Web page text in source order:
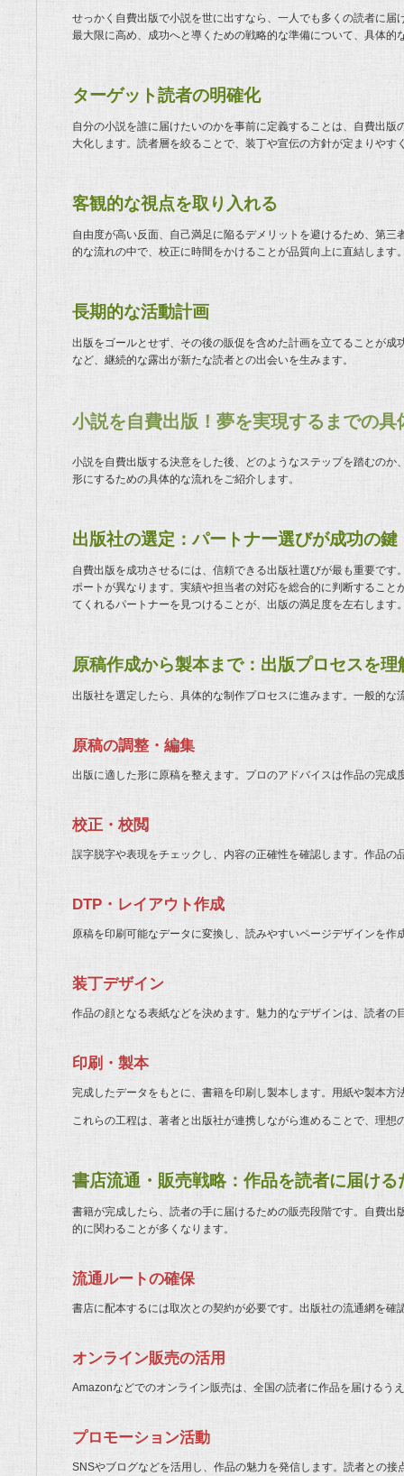
せっかく自費出版で小説を世に出すなら、一人でも多くの読者に
最大限に高め、成功へと導くための戦略的な準備について、具体的
ターゲット読者の明確化
自分の小説を誰に届けたいのかを事前に定義することは、自費出
大化します。読者層を絞ることで、装丁や宣伝の方針が定まりやす
客観的な視点を取り入れる
自由度が高い反面、自己満足に陥るデメリットを避けるため、第
的な流れの中で、校正に時間をかけることが品質向上に直結します
長期的な活動計画
出版をゴールとせず、その後の販促を含めた計画を立てることが
など、継続的な露出が新たな読者との出会いを生みます。
小説を自費出版！夢を実現するまでの具
小説を自費出版する決意をした後、どのようなステップを踏むの
形にするための具体的な流れをご紹介します。
出版社の選定：パートナー選びが成功の鍵
自費出版を成功させるには、信頼できる出版社選びが最も重要で
ポートが異なります。実績や担当者の対応を総合的に判断するこ
てくれるパートナーを見つけることが、出版の満足度を左右します
原稿作成から製本まで：出版プロセスを理
出版社を選定したら、具体的な制作プロセスに進みます。一般的な
原稿の調整・編集
出版に適した形に原稿を整えます。プロのアドバイスは作品の完成
校正・校閲
誤字脱字や表現をチェックし、内容の正確性を確認します。作品の
DTP・レイアウト作成
原稿を印刷可能なデータに変換し、読みやすいページデザインを作
装丁デザイン
作品の顔となる表紙などを決めます。魅力的なデザインは、読者の
印刷・製本
完成したデータをもとに、書籍を印刷し製本します。用紙や製本方
これらの工程は、著者と出版社が連携しながら進めることで、理想
書店流通・販売戦略：作品を読者に届ける
書籍が完成したら、読者の手に届けるための販売段階です。自費
的に関わることが多くなります。
流通ルートの確保
書店に配本するには取次との契約が必要です。出版社の流通網を確
オンライン販売の活用
Amazonなどでのオンライン販売は、全国の読者に作品を届けるう
プロモーション活動
SNSやブログなどを活用し、作品の魅力を発信します。読者との